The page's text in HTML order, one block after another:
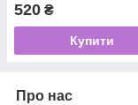
520 ₴
Купити
Про нас